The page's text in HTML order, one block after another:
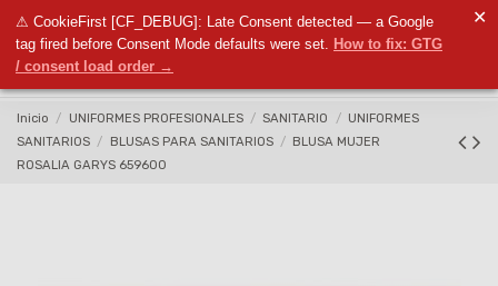
⚠ CookieFirst [CF_DEBUG]: Late Consent detected — a Google
tag fired before Consent Mode defaults were set. How to fix: GTG
/ consent load order →
✕
Inicio UNIFORMES PROFESIONALES SANITARIO
UNIFORMES
SANITARIOS
BLUSAS PARA SANITARIOS
BLUSA MUJER
ROSALIA GARYS 659600